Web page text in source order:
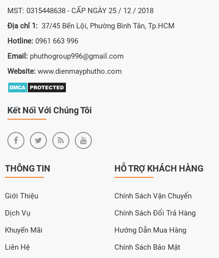
MST: 0315448638 - CẤP NGÀY 25 / 12 / 2018
Địa chỉ 1: 37/45 Bến Lội, Phường Bình Tân, Tp.HCM
Hotline: 0961 663 996
Email: phuthogroup996@gmail.com
Website: www.dienmayphutho.com
Kết Nối Với Chúng Tôi
THÔNG TIN
Giới Thiệu
Dịch Vụ
Khuyến Mãi
Liên Hệ
HỖ TRỢ KHÁCH HÀNG
Chính Sách Vận Chuyển
Chính Sách Đổi Trả Hàng
Hướng Dẫn Mua Hàng
Chính Sách Bảo Mật